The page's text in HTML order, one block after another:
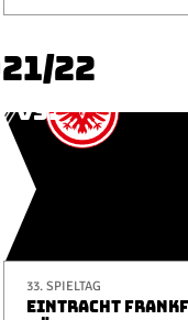
22
33. SPIELTAG
EINTRACHT